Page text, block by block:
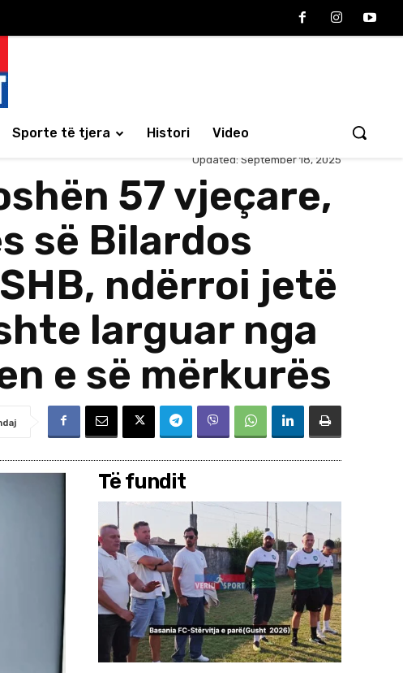
Sporte të tjera Histori Video
Updated: September 18, 2025
57 vjeçare,
së Bilardos
ndërroi jetë
larguar nga
e së mërkurës
Të fundit